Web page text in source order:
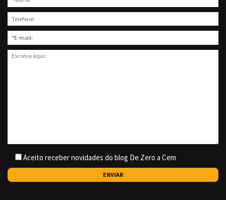
Aceito receber novidades do blog De Zero a Cem